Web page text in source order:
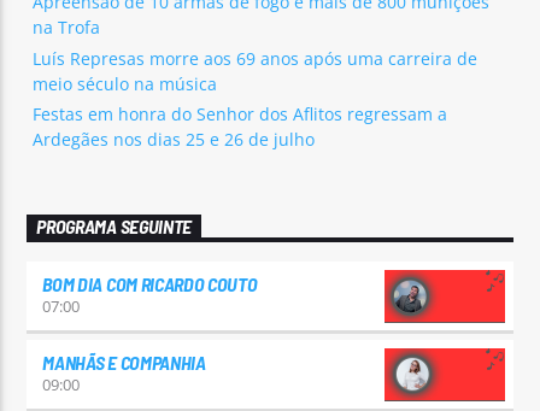
na Trofa
Luís Represas morre aos 69 anos após uma carreira de
meio século na música
Festas em honra do Senhor dos Aflitos regressam a
Ardegães nos dias 25 e 26 de julho
PROGRAMA SEGUINTE
BOM DIA COM RICARDO COUTO
07:00
MANHÃS E COMPANHIA
09:00